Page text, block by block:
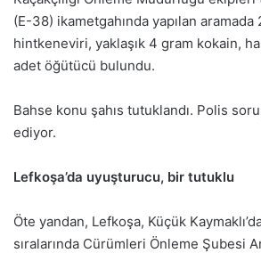
(E-38) ikametgahında yapılan aramada
hintkeneviri, yaklaşık 4 gram kokain,
adet öğütücü bulundu.
Bahse konu şahıs tutuklandı. Polis
ediyor.
Lefkoşa’da uyuşturucu, bir tutuklu
Öte yandan, Lefkoşa, Küçük
sıralarında Cürümleri Önleme Şubesi